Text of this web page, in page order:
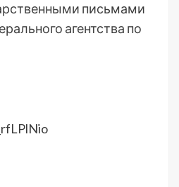
письмами
агентства по